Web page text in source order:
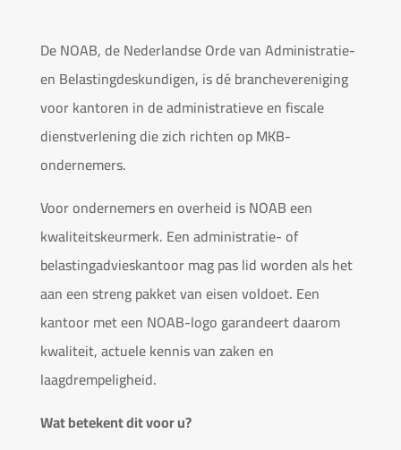
De NOAB, de Nederlandse Orde van Administratie-
en Belastingdeskundigen, is dé branchevereniging
voor kantoren in de administratieve en fiscale
dienstverlening die zich richten op MKB-
ondernemers.
Voor ondernemers en overheid is NOAB een
kwaliteitskeurmerk. Een administratie- of
belastingadvieskantoor mag pas lid worden als het
aan een streng pakket van eisen voldoet. Een
kantoor met een NOAB-logo garandeert daarom
kwaliteit, actuele kennis van zaken en
laagdrempeligheid.
Wat betekent dit voor u?